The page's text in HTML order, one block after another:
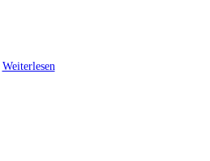
Weiterlesen